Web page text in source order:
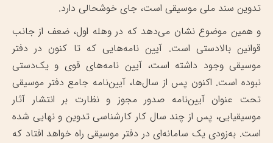
تدوین سند ملی موسیقی است، جای خوشحالی دارد.
و همین موضوع نشان می‌دهد که در وهله اول، ضعف از جانب
قوانین بالادستی است. آیین نامه‌هایی که تا کنون در دفتر
موسیقی وجود داشته است، آیین نامه‌های قوی و یک‌دستی
نبوده است. اکنون پس از سال‌ها، آیین‌نامه جامع دفتر موسیقی
تحت عنوان آیین‌نامه صدور مجوز و نظارت بر انتشار آثار
موسیقیایی، پس از چند سال کار کارشناسی تدوین و نهایی شده
است. به‌زودی یک سامانه‌ای در دفتر موسیقی راه خواهد افتاد که